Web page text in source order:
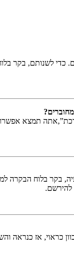
לשנותם, בקר
תמצא
בקר בלוח הבקרה
להירשם.
כראוי, אז